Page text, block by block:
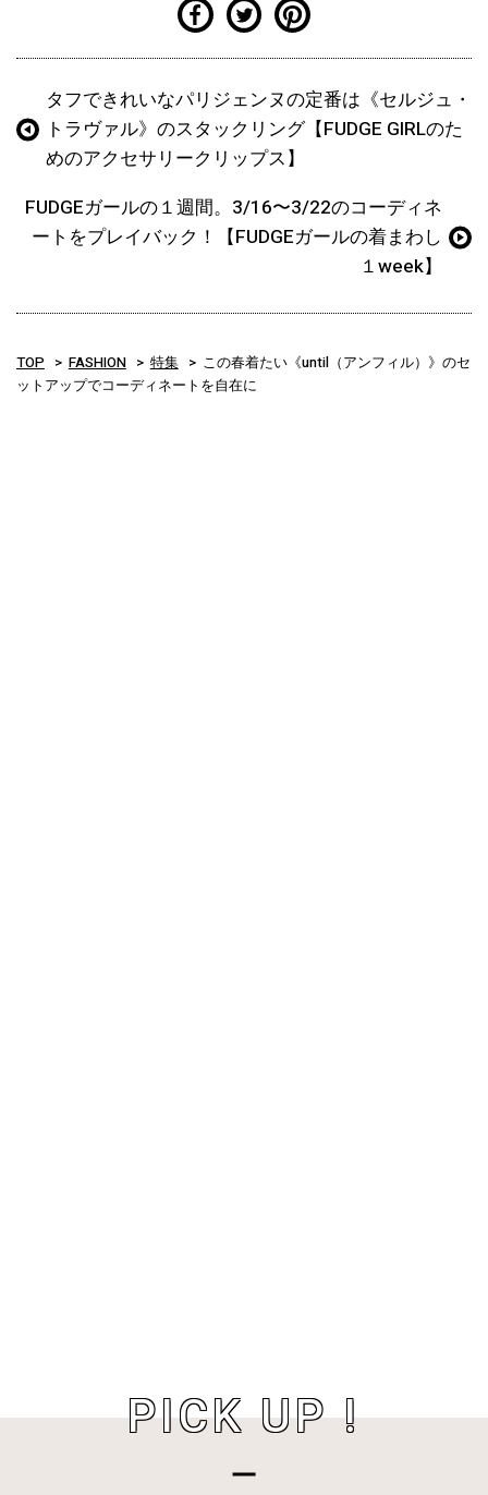
タフできれいなパリジェンヌの定番は《セルジュ・
トラヴァル》のスタックリング【FUDGE GIRLのた
めのアクセサリークリップス】
FUDGEガールの１週間。3/16〜3/22のコーディネ
ートをプレイバック！【FUDGEガールの着まわし
１week】
TOP FASHION 特集
この春着たい《until（アンフィル）》のセ
ットアップでコーディネートを自在に
PICK UP !